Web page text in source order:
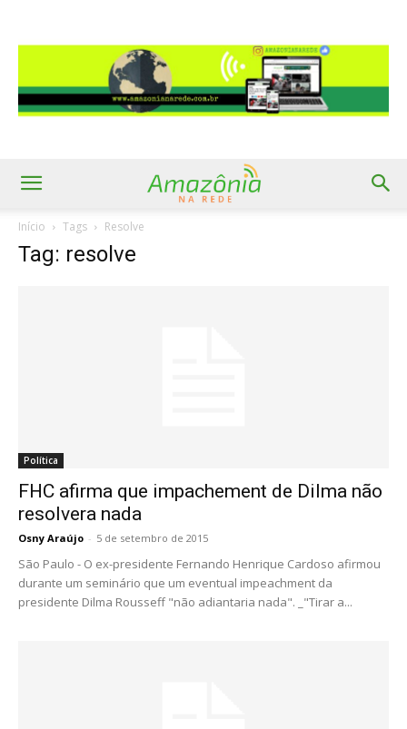
Início Tags Resolve
Tag: resolve
Política
FHC afirma que impachement de Dilma não
resolvera nada
Osny Araújo - 5 de setembro de 2015
São Paulo - O ex-presidente Fernando Henrique Cardoso afirmou
durante um seminário que um eventual impeachment da
presidente Dilma Rousseff "não adiantaria nada". _"Tirar a...